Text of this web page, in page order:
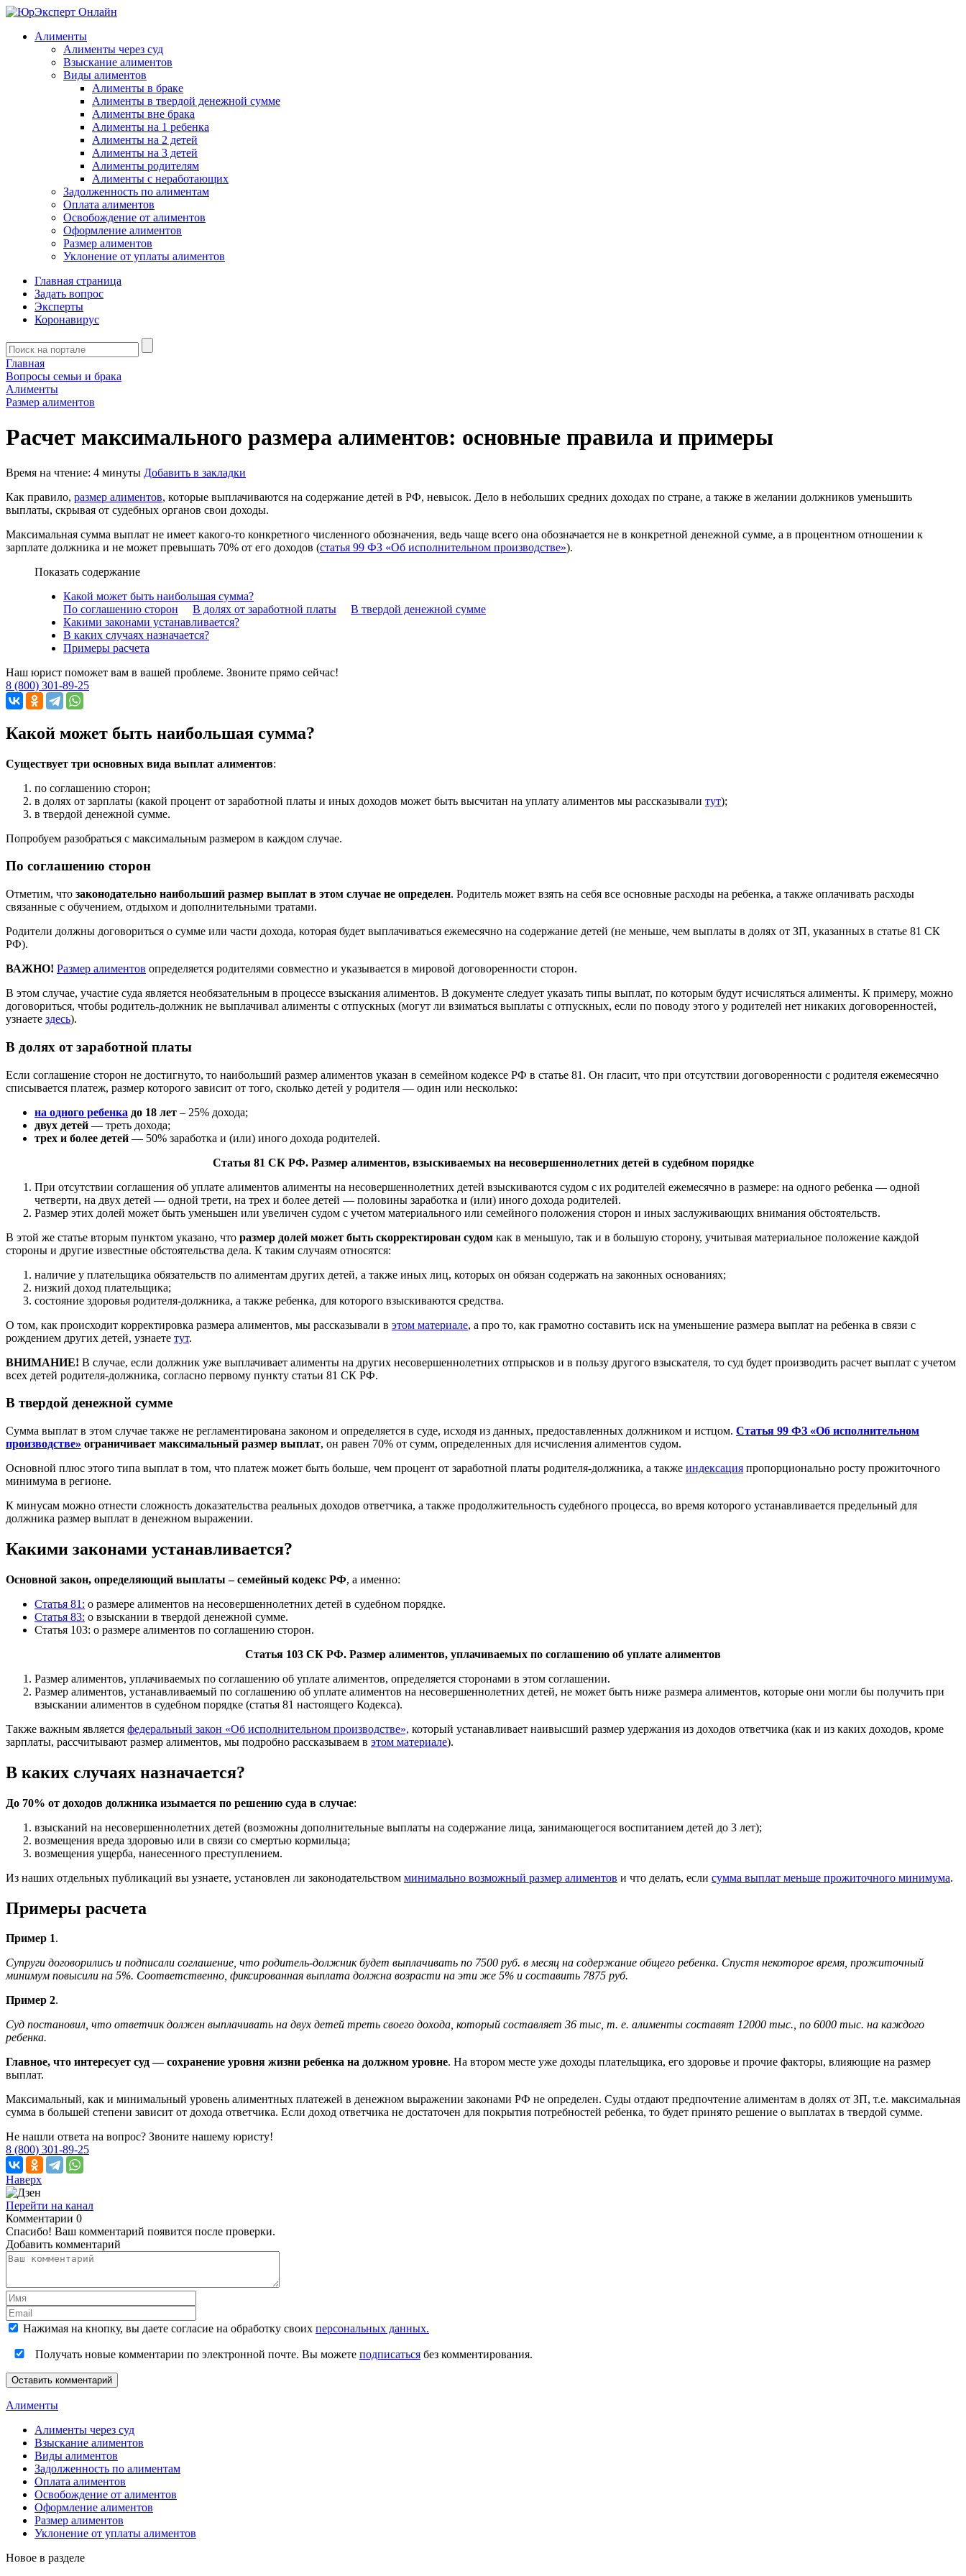
Алименты
Алименты через суд
Взыскание алиментов
Виды алиментов
Алименты в браке
Алименты в твердой денежной сумме
Алименты вне брака
Алименты на 1 ребенка
Алименты на 2 детей
Алименты на 3 детей
Алименты родителям
Алименты с неработающих
Задолженность по алиментам
Оплата алиментов
Освобождение от алиментов
Оформление алиментов
Размер алиментов
Уклонение от уплаты алиментов
Главная страница
Задать вопрос
Эксперты
Коронавирус
Главная
Вопросы семьи и брака
Алименты
Размер алиментов
Расчет максимального размера алиментов: основные правила и примеры
Время на чтение: 4 минуты Добавить в закладки
Как правило, размер алиментов, которые выплачиваются на содержание детей в РФ, невысок. Дело в небольших средних доходах по стране, а также в желании должников уменьшить
выплаты, скрывая от судебных органов свои доходы.
Максимальная сумма выплат не имеет какого-то конкретного численного обозначения, ведь чаще всего она обозначается не в конкретной денежной сумме, а в процентном отношении к
зарплате должника и не может превышать 70% от его доходов (статья 99 ФЗ «Об исполнительном производстве»).
Показать содержание
Какой может быть наибольшая сумма?
По соглашению сторон
В долях от заработной платы
В твердой денежной сумме
Какими законами устанавливается?
В каких случаях назначается?
Примеры расчета
Наш юрист поможет вам в вашей проблеме. Звоните прямо сейчас!
8 (800) 301-89-25
Какой может быть наибольшая сумма?
Существует три основных вида выплат алиментов:
по соглашению сторон;
в долях от зарплаты (какой процент от заработной платы и иных доходов может быть высчитан на уплату алиментов мы рассказывали тут);
в твердой денежной сумме.
Попробуем разобраться с максимальным размером в каждом случае.
По соглашению сторон
Отметим, что законодательно наибольший размер выплат в этом случае не определен. Родитель может взять на себя все основные расходы на ребенка, а также оплачивать расходы
связанные с обучением, отдыхом и дополнительными тратами.
Родители должны договориться о сумме или части дохода, которая будет выплачиваться ежемесячно на содержание детей (не меньше, чем выплаты в долях от ЗП, указанных в статье 81 СК
РФ).
ВАЖНО! Размер алиментов определяется родителями совместно и указывается в мировой договоренности сторон.
В этом случае, участие суда является необязательным в процессе взыскания алиментов. В документе следует указать типы выплат, по которым будут исчисляться алименты. К примеру, можно
договориться, чтобы родитель-должник не выплачивал алименты с отпускных (могут ли взиматься выплаты с отпускных, если по поводу этого у родителей нет никаких договоренностей,
узнаете здесь).
В долях от заработной платы
Если соглашение сторон не достигнуто, то наибольший размер алиментов указан в семейном кодексе РФ в статье 81. Он гласит, что при отсутствии договоренности с родителя ежемесячно
списывается платеж, размер которого зависит от того, сколько детей у родителя — один или несколько:
на одного ребенка до 18 лет – 25% дохода;
двух детей — треть дохода;
трех и более детей — 50% заработка и (или) иного дохода родителей.
Статья 81 СК РФ. Размер алиментов, взыскиваемых на несовершеннолетних детей в судебном порядке
При отсутствии соглашения об уплате алиментов алименты на несовершеннолетних детей взыскиваются судом с их родителей ежемесячно в размере: на одного ребенка — одной
четверти, на двух детей — одной трети, на трех и более детей — половины заработка и (или) иного дохода родителей.
Размер этих долей может быть уменьшен или увеличен судом с учетом материального или семейного положения сторон и иных заслуживающих внимания обстоятельств.
В этой же статье вторым пунктом указано, что размер долей может быть скорректирован судом как в меньшую, так и в большую сторону, учитывая материальное положение каждой
стороны и другие известные обстоятельства дела. К таким случаям относятся:
наличие у плательщика обязательств по алиментам других детей, а также иных лиц, которых он обязан содержать на законных основаниях;
низкий доход плательщика;
состояние здоровья родителя-должника, а также ребенка, для которого взыскиваются средства.
О том, как происходит корректировка размера алиментов, мы рассказывали в этом материале, а про то, как грамотно составить иск на уменьшение размера выплат на ребенка в связи с
рождением других детей, узнаете тут.
ВНИМАНИЕ! В случае, если должник уже выплачивает алименты на других несовершеннолетних отпрысков и в пользу другого взыскателя, то суд будет производить расчет выплат с учетом
всех детей родителя-должника, согласно первому пункту статьи 81 СК РФ.
В твердой денежной сумме
Сумма выплат в этом случае также не регламентирована законом и определяется в суде, исходя из данных, предоставленных должником и истцом. Статья 99 ФЗ «Об исполнительном
производстве» ограничивает максимальный размер выплат, он равен 70% от сумм, определенных для исчисления алиментов судом.
Основной плюс этого типа выплат в том, что платеж может быть больше, чем процент от заработной платы родителя-должника, а также индексация пропорционально росту прожиточного
минимума в регионе.
К минусам можно отнести сложность доказательства реальных доходов ответчика, а также продолжительность судебного процесса, во время которого устанавливается предельный для
должника размер выплат в денежном выражении.
Какими законами устанавливается?
Основной закон, определяющий выплаты – семейный кодекс РФ, а именно:
Статья 81: о размере алиментов на несовершеннолетних детей в судебном порядке.
Статья 83: о взыскании в твердой денежной сумме.
Статья 103: о размере алиментов по соглашению сторон.
Статья 103 СК РФ. Размер алиментов, уплачиваемых по соглашению об уплате алиментов
Размер алиментов, уплачиваемых по соглашению об уплате алиментов, определяется сторонами в этом соглашении.
Размер алиментов, устанавливаемый по соглашению об уплате алиментов на несовершеннолетних детей, не может быть ниже размера алиментов, которые они могли бы получить при
взыскании алиментов в судебном порядке (статья 81 настоящего Кодекса).
Также важным является федеральный закон «Об исполнительном производстве», который устанавливает наивысший размер удержания из доходов ответчика (как и из каких доходов, кроме
зарплаты, рассчитывают размер алиментов, мы подробно рассказываем в этом материале).
В каких случаях назначается?
До 70% от доходов должника изымается по решению суда в случае:
взысканий на несовершеннолетних детей (возможны дополнительные выплаты на содержание лица, занимающегося воспитанием детей до 3 лет);
возмещения вреда здоровью или в связи со смертью кормильца;
возмещения ущерба, нанесенного преступлением.
Из наших отдельных публикаций вы узнаете, установлен ли законодательством минимально возможный размер алиментов и что делать, если сумма выплат меньше прожиточного минимума.
Примеры расчета
Пример 1.
Супруги договорились и подписали соглашение, что родитель-должник будет выплачивать по 7500 руб. в месяц на содержание общего ребенка. Спустя некоторое время, прожиточный
минимум повысили на 5%. Соответственно, фиксированная выплата должна возрасти на эти же 5% и составить 7875 руб.
Пример 2.
Суд постановил, что ответчик должен выплачивать на двух детей треть своего дохода, который составляет 36 тыс, т. е. алименты составят 12000 тыс., по 6000 тыс. на каждого
ребенка.
Главное, что интересует суд — сохранение уровня жизни ребенка на должном уровне. На втором месте уже доходы плательщика, его здоровье и прочие факторы, влияющие на размер
выплат.
Максимальный, как и минимальный уровень алиментных платежей в денежном выражении законами РФ не определен. Суды отдают предпочтение алиментам в долях от ЗП, т.е. максимальная
сумма в большей степени зависит от дохода ответчика. Если доход ответчика не достаточен для покрытия потребностей ребенка, то будет принято решение о выплатах в твердой сумме.
Не нашли ответа на вопрос? Звоните нашему юристу!
8 (800) 301-89-25
Наверх
Перейти на канал
Комментарии 0
Спасибо! Ваш комментарий появится после проверки.
Добавить комментарий
Нажимая на кнопку, вы даете согласие на обработку своих персональных данных.
Получать новые комментарии по электронной почте. Вы можете подписаться без комментирования.
Оставить комментарий
Алименты
Алименты через суд
Взыскание алиментов
Виды алиментов
Задолженность по алиментам
Оплата алиментов
Освобождение от алиментов
Оформление алиментов
Размер алиментов
Уклонение от уплаты алиментов
Новое в разделе